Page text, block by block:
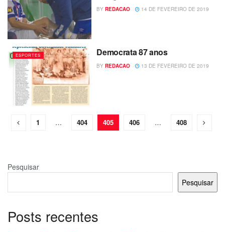
BY REDACAO 14 DE FEVEREIRO DE 2019
ESPORTES Democrata 87 anos
BY REDACAO 13 DE FEVEREIRO DE 2019
1 … 404 405 406 … 408
Pesquisar
Pesquisar
Posts recentes